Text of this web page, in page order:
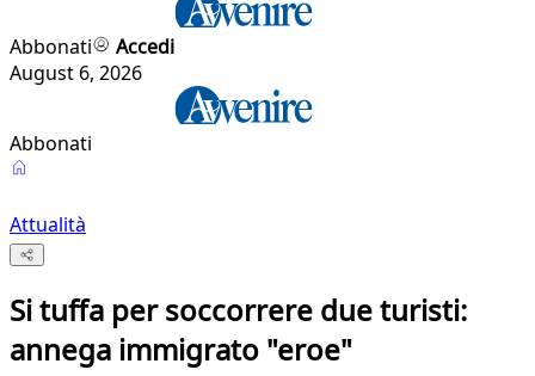
Abbonati
Accedi
August 6, 2026
Abbonati
Attualità
Si tuffa per soccorrere due turisti:
annega immigrato "eroe"